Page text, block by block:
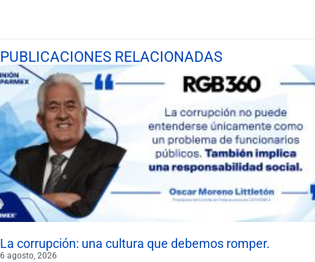
PUBLICACIONES RELACIONADAS
La corrupción: una cultura que debemos romper.
6 agosto, 2026